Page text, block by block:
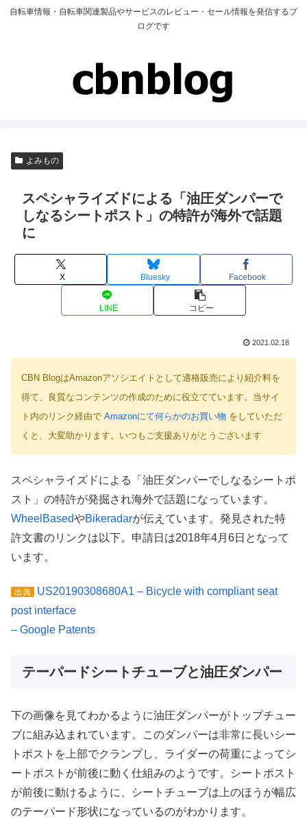
自転車情報・自転車関連製品やサービスのレビュー・セール情報を発信するブ
ログです
よみもの
スペシャライズドによる「油圧ダンパーで
しなるシートポスト」の特許が海外で話題
に
X Bluesky Facebook
LINE コピー
2021.02.18
CBN BlogはAmazonアソシエイトとして適格販売により紹介料を
得て、良質なコンテンツの作成のために役立てています。当サイ
ト内のリンク経由で Amazonにて何らかのお買い物 をしていただ
くと、大変助かります。いつもご支援ありがとうございます
スペシャライズドによる「油圧ダンパーでしなるシートポ
スト」の特許が発掘され海外で話題になっています。
WheelBasedやBikeradarが伝えています。発見された特
許文書のリンクは以下。申請日は2018年4月6日となって
います。
出典
US20190308680A1 – Bicycle with compliant seat
post interface
– Google Patents
テーパードシートチューブと油圧ダンパー
下の画像を見てわかるように油圧ダンパーがトップチュー
ブに組み込まれています。このダンパーは非常に長いシー
トポストを上部でクランプし、ライダーの荷重によってシ
ートポストが前後に動く仕組みのようです。シートポスト
が前後に動けるように、シートチューブは上のほうが幅広
のテーパード形状になっているのがわかります。